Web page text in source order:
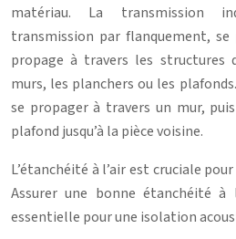
matériau. La transmission
transmission par flanquement,
propage à travers les structures
murs, les planchers ou les
se propager à travers un mur,
plafond jusqu’à la pièce voisine.
L’étanchéité à l’air est cruciale
Assurer une bonne étanchéité à
essentielle pour une isolation